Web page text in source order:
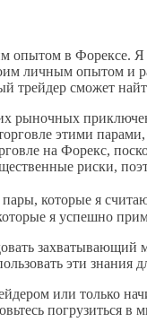
опытом в Форексе.
личным опытом и
сможет
рыночных
этими
на Форекс,
риски,
пары, которые я
я успешно
эти
или только
погрузиться